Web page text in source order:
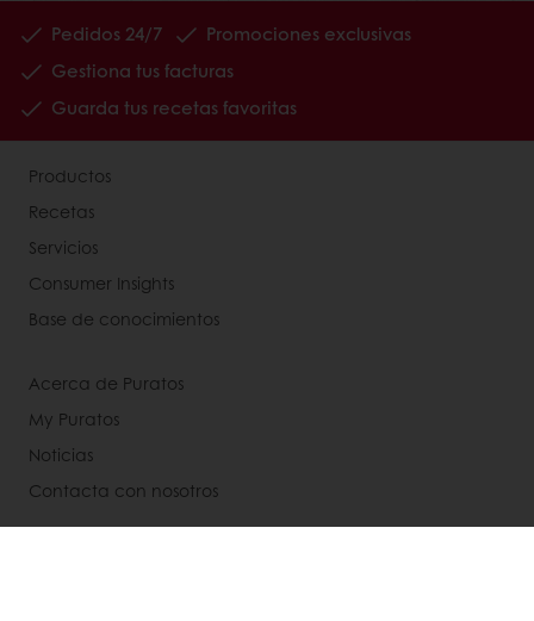
Pedidos 24/7
Promociones exclusivas
Gestiona tus facturas
Guarda tus recetas favoritas
Productos
Recetas
Servicios
Consumer Insights
Base de conocimientos
Acerca de Puratos
My Puratos
Noticias
Contacta con nosotros